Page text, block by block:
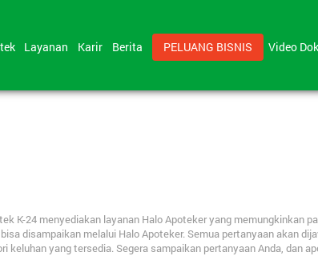
Layanan Karir Berita PELUANG BISNIS Video
K-24 menyediakan layanan Halo Apoteker yang memungkinkan
disampaikan melalui Halo Apoteker. Semua pertanyaan akan
yang tersedia. Segera sampaikan pertanyaan Anda, dan